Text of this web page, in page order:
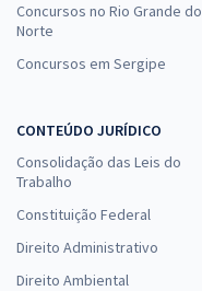
Concursos no Rio Grande do
Norte
Concursos em Sergipe
CONTEÚDO JURÍDICO
Consolidação das Leis do
Trabalho
Constituição Federal
Direito Administrativo
Direito Ambiental